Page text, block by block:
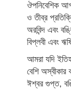
ঔপনিবেশিক
ও তীব্র
অরবিন্দ এবং
বিপ্লবী এবং
আমরা যদি
বেশি অস্বীকার
ঈশ্বর গুপ্ত,